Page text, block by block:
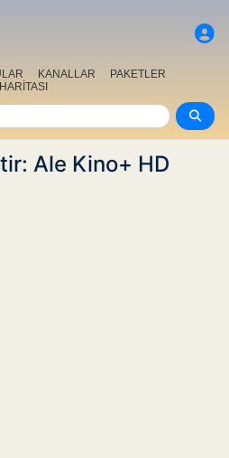
KANALLAR
PAKETLER
Ale Kino+ HD